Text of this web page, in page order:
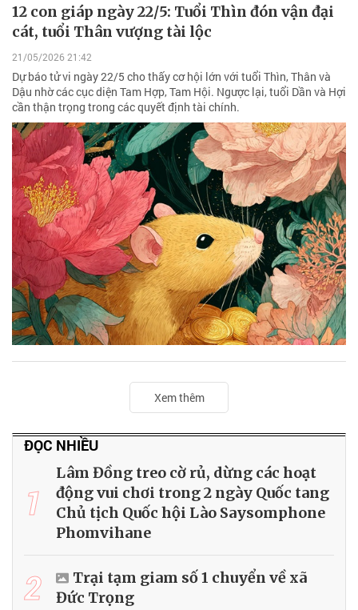
12 con giáp ngày 22/5: Tuổi Thìn đón vận đại
cát, tuổi Thân vượng tài lộc
21/05/2026 21:42
Dự báo tử vi ngày 22/5 cho thấy cơ hội lớn với tuổi Thìn, Thân và
Dậu nhờ các cục diện Tam Hợp, Tam Hội. Ngược lại, tuổi Dần và Hợi
cần thận trọng trong các quyết định tài chính.
Xem thêm
ĐỌC NHIỀU
1
Lâm Đồng treo cờ rủ, dừng các hoạt
động vui chơi trong 2 ngày Quốc tang
Chủ tịch Quốc hội Lào Saysomphone
Phomvihane
2
Trại tạm giam số 1 chuyển về xã
Đức Trọng